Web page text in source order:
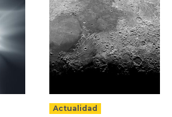
Actualidad